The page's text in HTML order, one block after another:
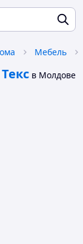
Мебель
Текс в Молдове